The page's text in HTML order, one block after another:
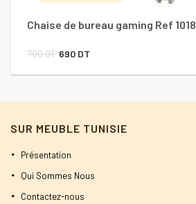
Chaise de bureau gaming Ref 1018
700DT Le
prix
700 DT.
690 DT
prix
690 DT.
SUR MEUBLE TUNISIE
Présentation
Qui Sommes Nous
Contactez-nous